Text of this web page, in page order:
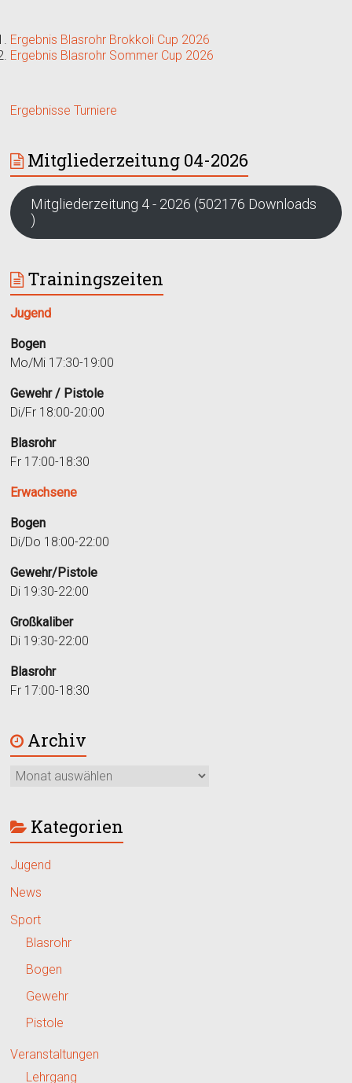
Ergebnis Blasrohr Brokkoli Cup 2026
Ergebnis Blasrohr Sommer Cup 2026
Ergebnisse Turniere
Mitgliederzeitung 04-2026
Mitgliederzeitung 4 - 2026 (502176 Downloads
)
Trainingszeiten
Jugend
Bogen
Mo/Mi 17:30-19:00
Gewehr / Pistole
Di/Fr 18:00-20:00
Blasrohr
Fr 17:00-18:30
Erwachsene
Bogen
Di/Do 18:00-22:00
Gewehr/Pistole
Di 19:30-22:00
Großkaliber
Di 19:30-22:00
Blasrohr
Fr 17:00-18:30
Archiv
Kategorien
Jugend
News
Sport
Blasrohr
Bogen
Gewehr
Pistole
Veranstaltungen
Lehrgang